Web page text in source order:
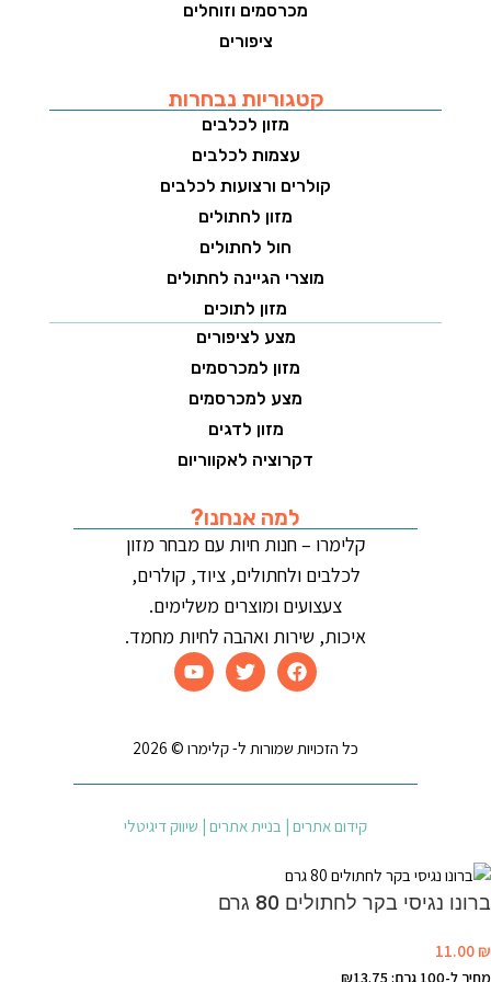
מכרסמים וזוחלים
ציפורים
קטגוריות נבחרות
מזון לכלבים
עצמות לכלבים
קולרים ורצועות לכלבים
מזון לחתולים
חול לחתולים
מוצרי הגיינה לחתולים
מזון לתוכים
מצע לציפורים
מזון למכרסמים
מצע למכרסמים
מזון לדגים
דקרוציה לאקווריום
למה אנחנו?
קלימרו – חנות חיות עם מבחר מזון
לכלבים ולחתולים, ציוד, קולרים,
צעצועים ומוצרים משלימים.
איכות, שירות ואהבה לחיות מחמד.
כל הזכויות שמורות ל- קלימרו © 2026
קידום אתרים | בניית אתרים | שיווק דיגיטלי
ברונו נגיסי בקר לחתולים 80 גרם
11.00 ₪
מחיר ל-100 גרם: ₪13.75